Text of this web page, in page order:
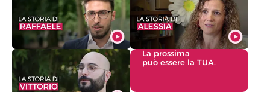
La prossima
può essere la TUA.